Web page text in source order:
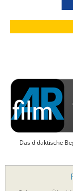
Das didaktische